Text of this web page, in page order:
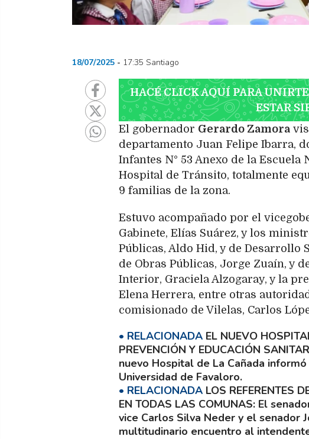
18/07/2025 17:35 Santiago
HACÉ CLICK AQUÍ PARA
ESTAR
El gobernador Gerardo Zamora
departamento Juan Felipe Ibarra,
Infantes N° 53 Anexo de la Escuela
Hospital de Tránsito, totalmente
9 familias de la zona.
Estuvo acompañado por el
Gabinete, Elías Suárez, y los
Públicas, Aldo Hid, y de Desarrollo
de Obras Públicas, Jorge Zuaín, y
Interior, Graciela Alzogaray, y la
Elena Herrera, entre otras
comisionado de Vilelas, Carlos
EL NUEVO
PREVENCIÓN Y EDUCACIÓN
nuevo Hospital de La Cañada
Universidad de Favaloro.
LOS REFERENTES
EN TODAS LAS COMUNAS El
vice Carlos Silva Neder y el senador
multitudinario encuentro al